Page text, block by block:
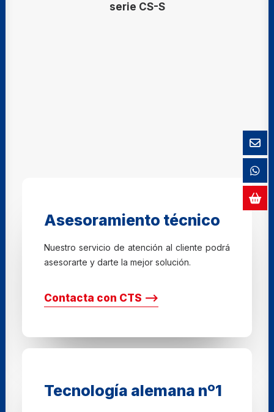
serie CS-S
Asesoramiento técnico
Nuestro servicio de atención al cliente podrá
asesorarte y darte la mejor solución.
Contacta con CTS ⟶
Tecnología alemana nº1